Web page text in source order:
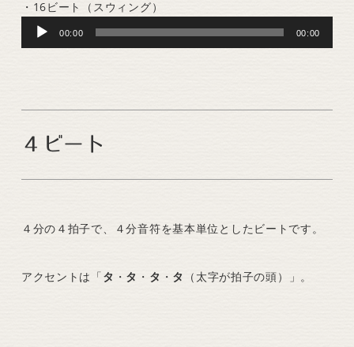
・16ビート（スウィング）
Audio
Player
00:00 00:00
４ビート
４分の４拍子で、４分音符を基本単位としたビートです。
アクセントは「タ ・ タ ・ タ ・ タ （太字が拍子の頭）」。